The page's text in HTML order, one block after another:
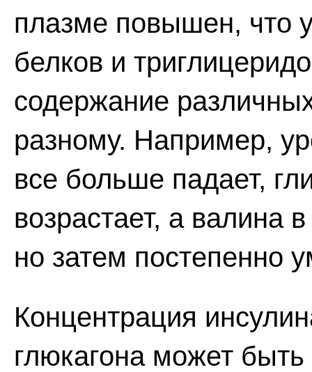
плазме повышен, что
белков и
содержание
разному. Например,
все больше падает,
возрастает, а валина
но затем постепенно
Концентрация
глюкагона может